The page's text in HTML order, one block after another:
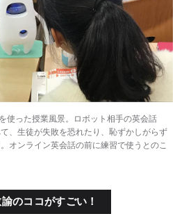
使った授業風景。ロボット相手の英会話
、生徒が失敗を恐れたり、恥ずかしがらず
オンライン英会話の前に練習で使うとのこ
のココがすごい！